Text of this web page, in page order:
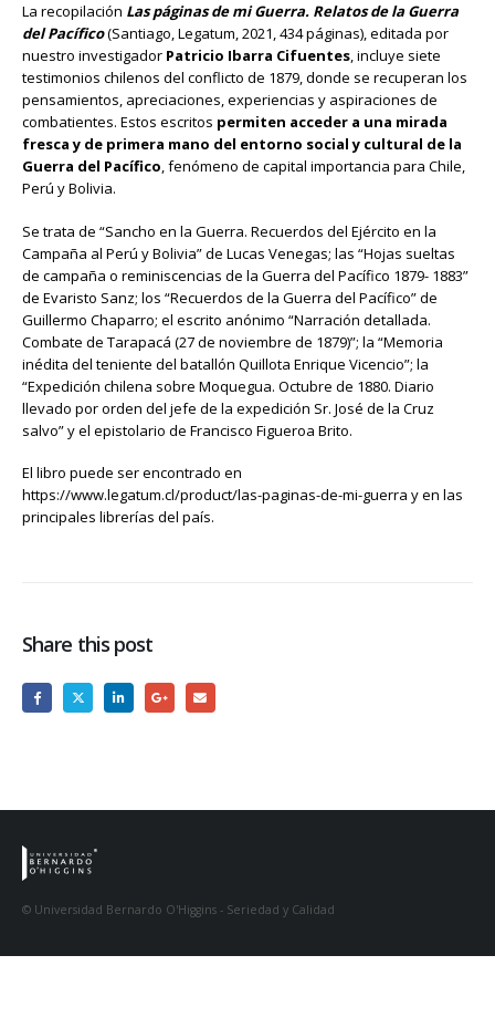
La recopilación Las páginas de mi Guerra. Relatos de la Guerra
del Pacífico(Santiago, Legatum, 2021, 434 páginas), editada por
nuestro investigador Patricio Ibarra Cifuentes, incluye siete
testimonios chilenos del conflicto de 1879, donde se recuperan los
pensamientos, apreciaciones, experiencias y aspiraciones de
combatientes. Estos escritos permiten acceder a una mirada
fresca y de primera mano del entorno social y cultural de la
Guerra del Pacífico, fenómeno de capital importancia para Chile,
Perú y Bolivia.
Se trata de “Sancho en la Guerra. Recuerdos del Ejército en la
Campaña al Perú y Bolivia” de Lucas Venegas; las “Hojas sueltas
de campaña o reminiscencias de la Guerra del Pacífico 1879- 1883”
de Evaristo Sanz; los “Recuerdos de la Guerra del Pacífico” de
Guillermo Chaparro; el escrito anónimo “Narración detallada.
Combate de Tarapacá (27 de noviembre de 1879)”; la “Memoria
inédita del teniente del batallón Quillota Enrique Vicencio”; la
“Expedición chilena sobre Moquegua. Octubre de 1880. Diario
llevado por orden del jefe de la expedición Sr. José de la Cruz
salvo” y el epistolario de Francisco Figueroa Brito.
El libro puede ser encontrado en
https://www.legatum.cl/product/las-paginas-de-mi-guerra y en las
principales librerías del país.
Share this post
© Universidad Bernardo O'Higgins - Seriedad y Calidad